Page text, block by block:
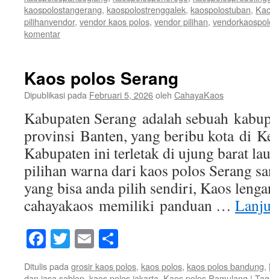
kaospolostangerang, kaospolostrenggalek, kaospolostuban,
pilihanvendor, vendor kaos polos, vendor pilihan,
komentar
Kaos polos Serang
Dipublikasi pada Februari 5, 2026oleh CahayaKaos
Kabupaten Serang adalah sebuah
provinsi Banten, yang beribu kota di
Kabupaten ini terletak di ujung barat
pilihan warna dari kaos polos Serang
yang bisa anda pilih sendiri, Kaos
cahayakaos memiliki panduan …
Facebook
Twitter
Email
Ditulis pada grosir kaos polos, kaos polos, kaos polos bandung,